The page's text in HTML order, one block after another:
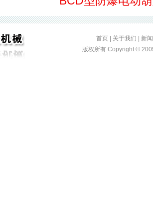
首页 | 关于我们 | 新
版权所有 Copyright ©